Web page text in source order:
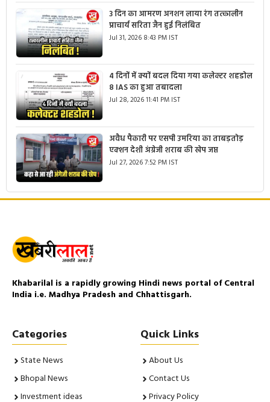
3 दिन का आमरण अनशन लाया रंग तत्कालीन
प्राचार्य सरिता जैन हुई निलंबित
Jul 31, 2026 8:43 PM IST
4 दिनों में क्यों बदल दिया गया कलेक्टर शहडोल
8 IAS का हुआ तबादला
Jul 28, 2026 11:41 PM IST
अवैध पैकारी पर एसपी उमरिया का ताबड़तोड़
एक्शन देशी अंग्रेजी शराब की खेप जप्त
Jul 27, 2026 7:52 PM IST
Khabarilal is a rapidly growing Hindi news portal of Central
India i.e. Madhya Pradesh and Chhattisgarh.
Categories
State News
Bhopal News
Investment ideas
Quick Links
About Us
Contact Us
Privacy Policy